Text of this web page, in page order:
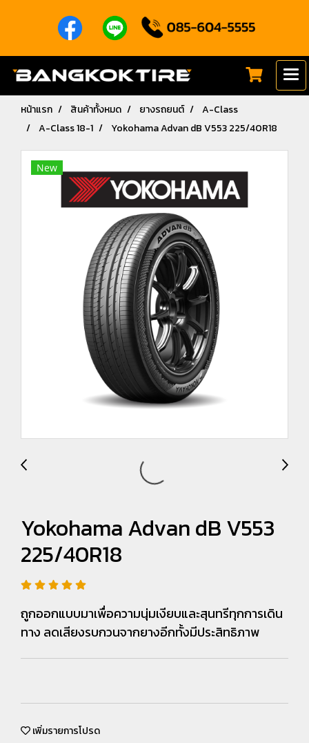
หน้าแรก สินค้าทั้งหมด ยางรถยนต์
A-Class
A-Class 18-1
Yokohama Advan dB V553 225/40R18
New
Yokohama Advan dB V553
225/40R18
ถูกออกแบบมาเพื่อความนุ่มเงียบและสุนทรีทุกการเดิน
ทาง ลดเสียงรบกวนจากยางอีกทั้งมีประสิทธิภาพ
เพิ่มรายการโปรด